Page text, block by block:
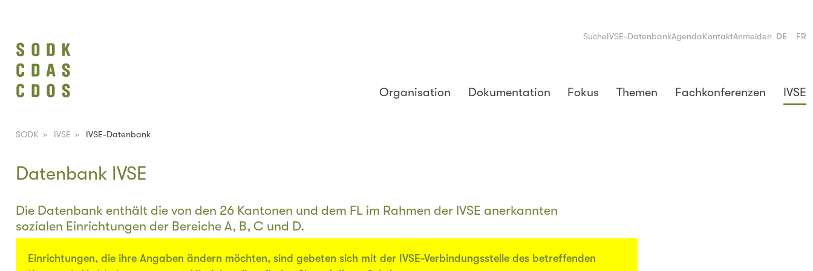
SucheIVSE-DatenbankAgendaKontaktAnmelden DE FR
Organisation Dokumentation Fokus Themen Fachkonferenzen IVSE
SODK » IVSE » IVSE-Datenbank
Datenbank IVSE
Die Datenbank enthält die von den 26 Kantonen und dem FL im Rahmen der IVSE anerkannten
sozialen Einrichtungen der Bereiche A, B, C und D.
Einrichtungen, die ihre Angaben ändern möchten, sind gebeten sich mit der IVSE-Verbindungsstelle des betreffenden